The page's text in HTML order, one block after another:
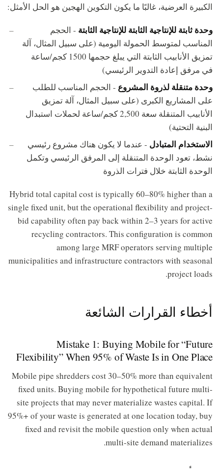
الكبيرة العرضية، غالبًا ما يكون التكوين الهجين هو الحل الأمثل:
وحدة ثابتة للإنتاجية الثابتة للإنتاجية الثابتة - الحجم
المناسب لمتوسط الحمولة اليومية (على سبيل المثال، آلة
تمزيق الأنابيب الثابتة التي يبلغ حجمها 1500 كجم/ساعة
في مرفق إعادة التدوير الرئيسي)
وحدة متنقلة لذروة المشروع - الحجم المناسب للطلب
على المشاريع الكبرى (على سبيل المثال، آلة تمزيق
الأنابيب المتنقلة سعة 2,500 كجم/ساعة لحملات استبدال
البنية التحتية)
الاستخدام المتبادل - عندما لا يكون هناك مشروع رئيسي
نشط، تعود الوحدة المتنقلة إلى المرفق الرئيسي وتكمل
الوحدة الثابتة خلال فترات الذروة
Hybrid total capital cost is typically 60–80% higher than a
single fixed unit, but the operational flexibility and project-
bid capability often pay back within 2–3 years for active
recycling contractors. This configuration is common
among large MRF operators serving multiple
municipalities and infrastructure contractors with seasonal
project loads.
أخطاء القرارات الشائعة
Mistake 1: Buying Mobile for “Future
Flexibility” When 95% of Waste Is in One Place
Mobile pipe shredders cost 30–50% more than equivalent
fixed units. Buying mobile for hypothetical future multi-
site projects that may never materialize wastes capital. If
95%+ of your waste is generated at one location today, buy
fixed and revisit the mobile question only when actual
multi-site demand materializes.